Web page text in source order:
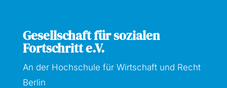
Gesellschaft für sozialen
Fortschritt e.V.
An der Hochschule für Wirtschaft und Recht
Berlin